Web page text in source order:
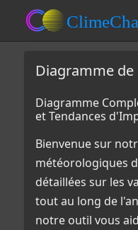
Diagramme de
Diagramme
et Tendances
Bienvenue sur
météorologiques
détaillées sur les
tout au long de
notre outil vous